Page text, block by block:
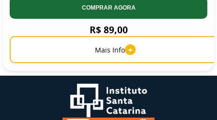
COMPRAR AGORA
R$ 89,00
Mais Info +